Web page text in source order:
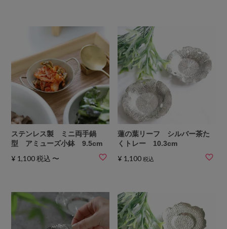
ステンレス製 ミニ両手鍋
型 アミューズ小鉢 9.5cm
¥ 1,100 税込 〜
蓮の葉リーフ シルバー茶た
くトレー 10.3cm
¥ 1,100 税込